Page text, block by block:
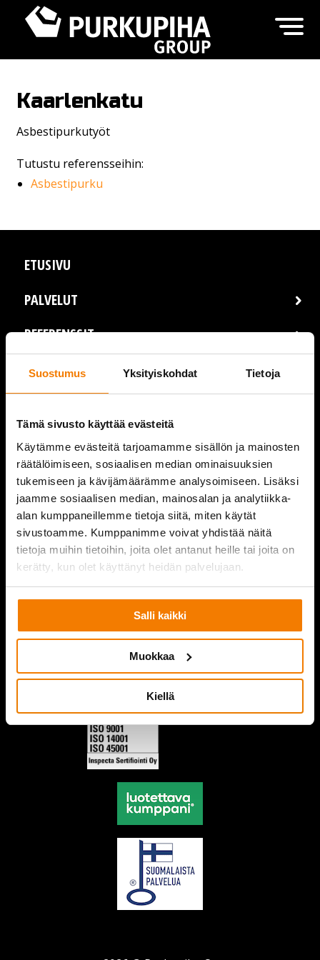
Suostumus Yksityiskohdat Tietoja
Tämä sivusto käyttää evästeitä
Käytämme evästeitä tarjoamamme sisällön ja mainosten
räätälöimiseen, sosiaalisen median ominaisuuksien
tukemiseen ja kävijämäärämme analysoimiseen. Lisäksi
jaamme sosiaalisen median, mainosalan ja analytiikka-
alan kumppaneillemme tietoja siitä, miten käytät
sivustoamme. Kumppanimme voivat yhdistää näitä
tietoja muihin tietoihin, joita olet antanut heille tai joita on
kerätty, kun olet käyttänyt heidän palvelujaan.
Salli kaikki
Muokkaa
Kiellä
Kaarlenkatu
Asbestipurkutyöt
Tutustu referensseihin:
Asbestipurku
ETUSIVU
PALVELUT
REFERENSSIT
AJANKOHTAISTA
YRITYS
YHTEYSTIEDOT
PURKUPIHA